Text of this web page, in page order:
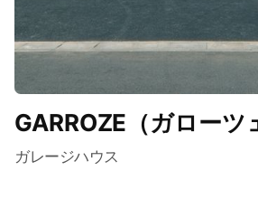
GARROZE（ガローツ
ガレージハウス